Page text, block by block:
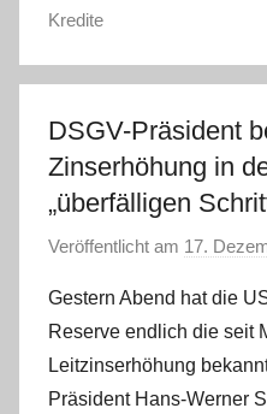
Kredite
DSGV-Präsident
Zinserhöhung in
„überfälligen
Veröffentlicht am 17.
Gestern Abend hat die
Reserve endlich die seit
Leitzinserhöhung
Präsident Hans-Werner